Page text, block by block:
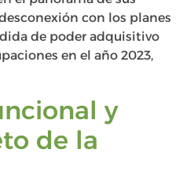
con los planes
de poder adquisitivo
en el año 2023,
y
de la